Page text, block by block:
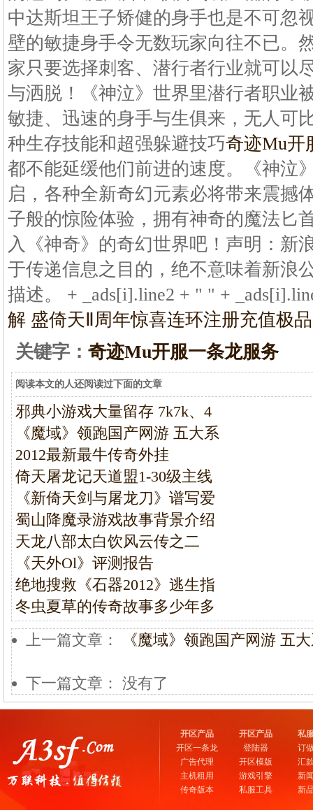
中达斯坦王子矫健的身手也是不可忽
壁的敏捷身手令无数玩家向往不已。
家只要选择刺客、潜行者行业就可以
与洒脱！《神泣》世界里潜行者职业
敏捷、迅速的身手与生俱来，无人可
种生存技能和超强躲避技巧奇迹Mu开
都不能延缓他们前进的速度。《神泣
启，各种全新奇幻元素必将带来震撼
子般的惊险体验，拥有神奇的魔法匕
入《神奇》的奇幻世界吧！声明：新
于传递信息之目的，绝不意味着新浪
描述。 + _ads[i].line2 + " " +
解 盛倚天Ⅱ周年惊喜连环注册充值极
关键字： 奇迹Mu开服一条龙服务
阅读本文的人还阅读过下面的文章
邪典小游戏大量留存 7k7k、4
《魔域》领跑国产网游 五大系
2012最新最牛传奇外挂
倚天屠龙记天道盟1-30级主线
《新倚天剑与屠龙刀》谱写爱
蜀山降魔录游戏故事背景介绍
天龙八部太白饮风云传之二
《天外Ol》评测报告
绝地搜救《石器2012》逃生指
冬虫夏草的传奇故事多少年多
上一篇文章：
《魔域》领跑国产网游 五
下一篇文章： 没有了
开区产品
开区一条龙
广告代理
主机租用
传奇版本
开区产品
登陆器
开区模版
游戏引擎
私服工具
私
订
汇
新
新